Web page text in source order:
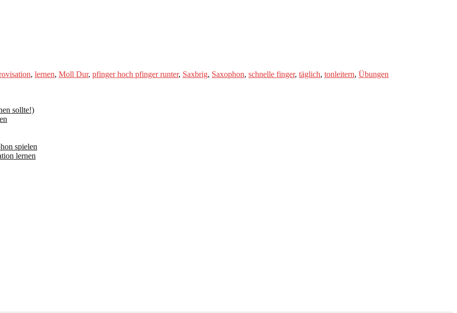
, lernen, Moll Dur, pfinger hoch pfinger runter, Saxbrig, Saxophon, schnelle finger, täglich, tonleitern, Übungen
sollte!)
spielen
lernen